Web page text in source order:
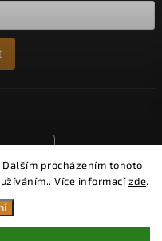
procházením tohoto
Více informacízde.
práva vyhrazena.
cookies